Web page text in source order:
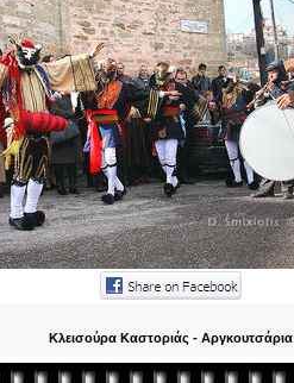
Κλεισούρα Καστοριάς - Αργκουτσάρια